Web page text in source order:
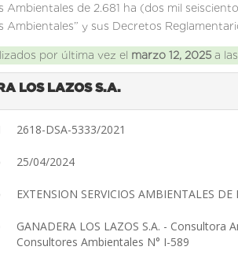
de 2.681 ha (dos mil
y sus Decretos
por última vez el marzo 12, 2025 a las
LOS LAZOS S.A.
2618-DSA-5333/2021
25/04/2024
EXTENSION SERVICIOS AMBIENTALES DE
GANADERA LOS LAZOS S.A. - Consultora
Consultores Ambientales N° I-589